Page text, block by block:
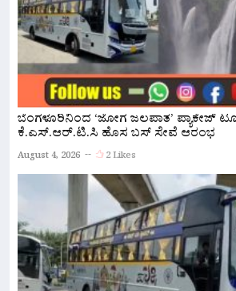
ಬೆಂಗಳೂರಿನಿಂದ ‘ಜೋಗ ಜಲಪಾತ’ ಪ್ಯಾಕೇಜ್
ಕೆ.ಎಸ್.ಆರ್.ಟಿ.ಸಿ ಹೊಸ ಬಸ್ ಸೇವೆ ಆರಂಭ
August 4, 2026 2 Likes